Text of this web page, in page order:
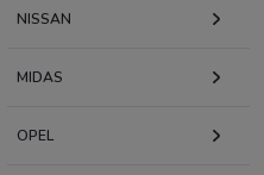
NISSAN
MIDAS
OPEL